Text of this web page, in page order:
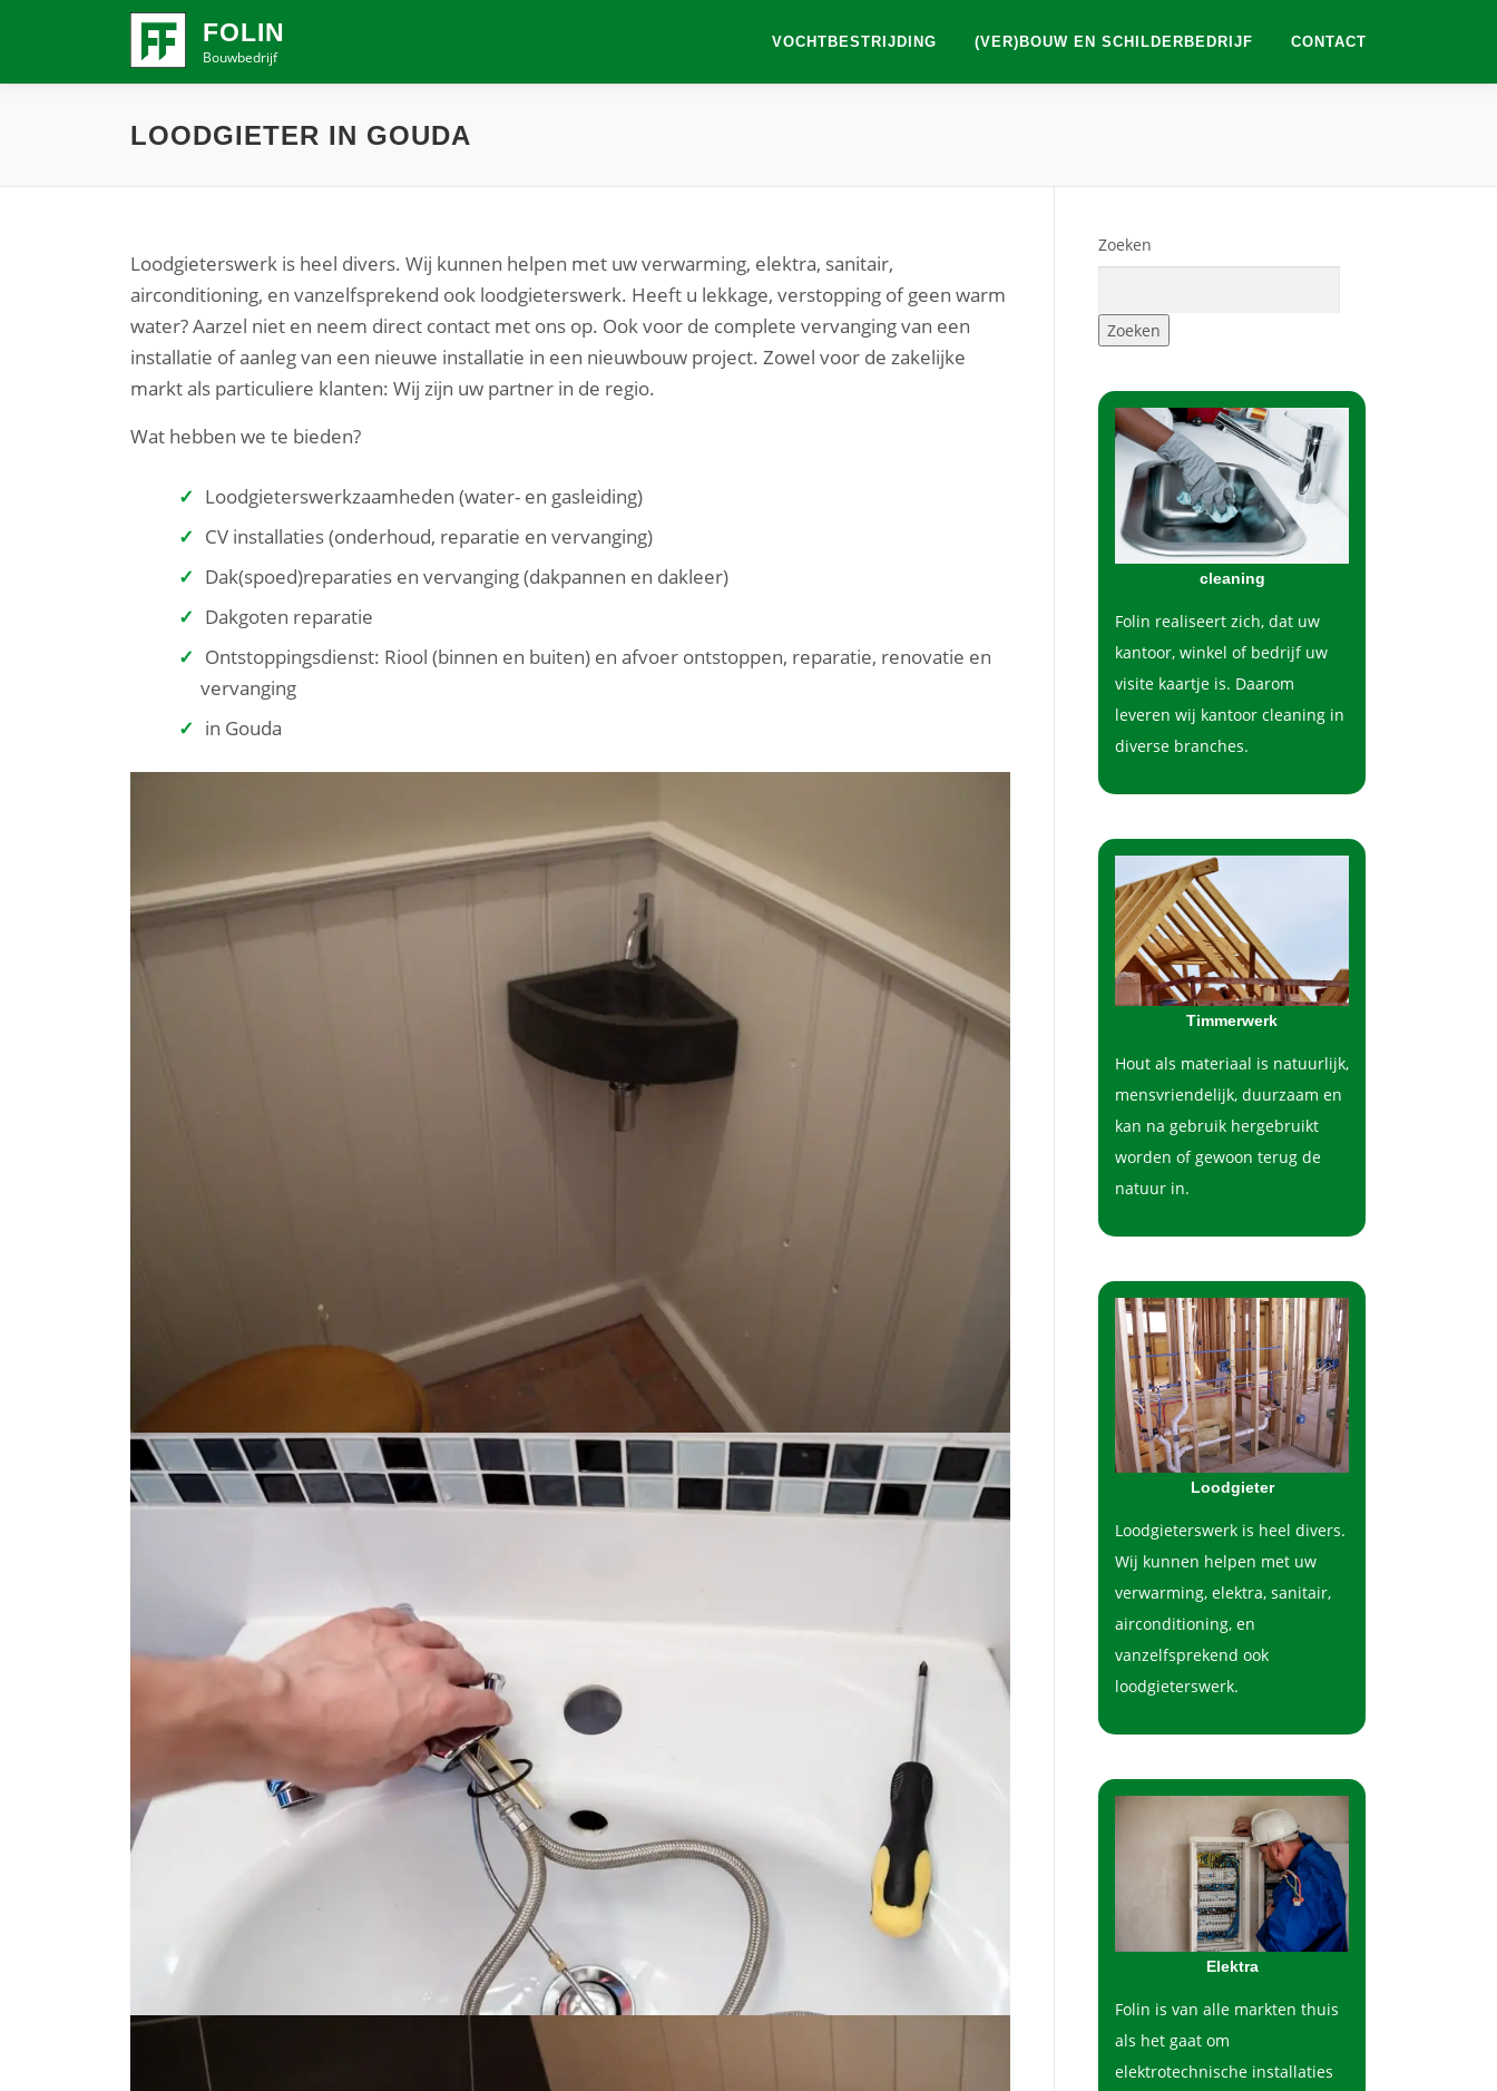
inhoud
FOLIN
Bouwbedrijf
VOCHTBESTRIJDING (VER)BOUW EN SCHILDERBEDRIJF CONTACT
LOODGIETER IN GOUDA
Loodgieterswerk is heel divers. Wij kunnen helpen met uw verwarming, elektra, sanitair,
airconditioning, en vanzelfsprekend ook loodgieterswerk. Heeft u lekkage, verstopping of geen warm
water? Aarzel niet en neem direct contact met ons op. Ook voor de complete vervanging van een
installatie of aanleg van een nieuwe installatie in een nieuwbouw project. Zowel voor de zakelijke
markt als particuliere klanten: Wij zijn uw partner in de regio.
Wat hebben we te bieden?
Loodgieterswerkzaamheden (water- en gasleiding)
CV installaties (onderhoud, reparatie en vervanging)
Dak(spoed)reparaties en vervanging (dakpannen en dakleer)
Dakgoten reparatie
Ontstoppingsdienst: Riool (binnen en buiten) en afvoer ontstoppen, reparatie, renovatie en
vervanging
in Gouda
Zoeken
Zoeken
cleaning
Folin realiseert zich, dat uw
kantoor, winkel of bedrijf uw
visite kaartje is. Daarom
leveren wij kantoor cleaning in
diverse branches.
Timmerwerk
Hout als materiaal is natuurlijk,
mensvriendelijk, duurzaam en
kan na gebruik hergebruikt
worden of gewoon terug de
natuur in.
Loodgieter
Loodgieterswerk is heel divers.
Wij kunnen helpen met uw
verwarming, elektra, sanitair,
airconditioning, en
vanzelfsprekend ook
loodgieterswerk.
Elektra
Folin is van alle markten thuis
als het gaat om
elektrotechnische installaties